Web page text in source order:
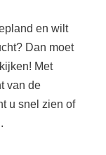
en wilt
Dan moet
Met
van de
u snel zien of